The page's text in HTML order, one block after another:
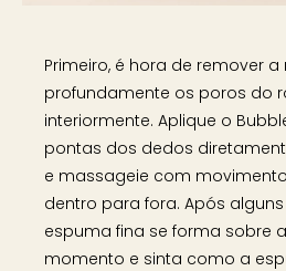
Primeiro, é hora de remover
profundamente os poros do
interiormente. Aplique o
pontas dos dedos
e massageie com
dentro para fora. Após
espuma fina se forma sobre
momento e sinta como a